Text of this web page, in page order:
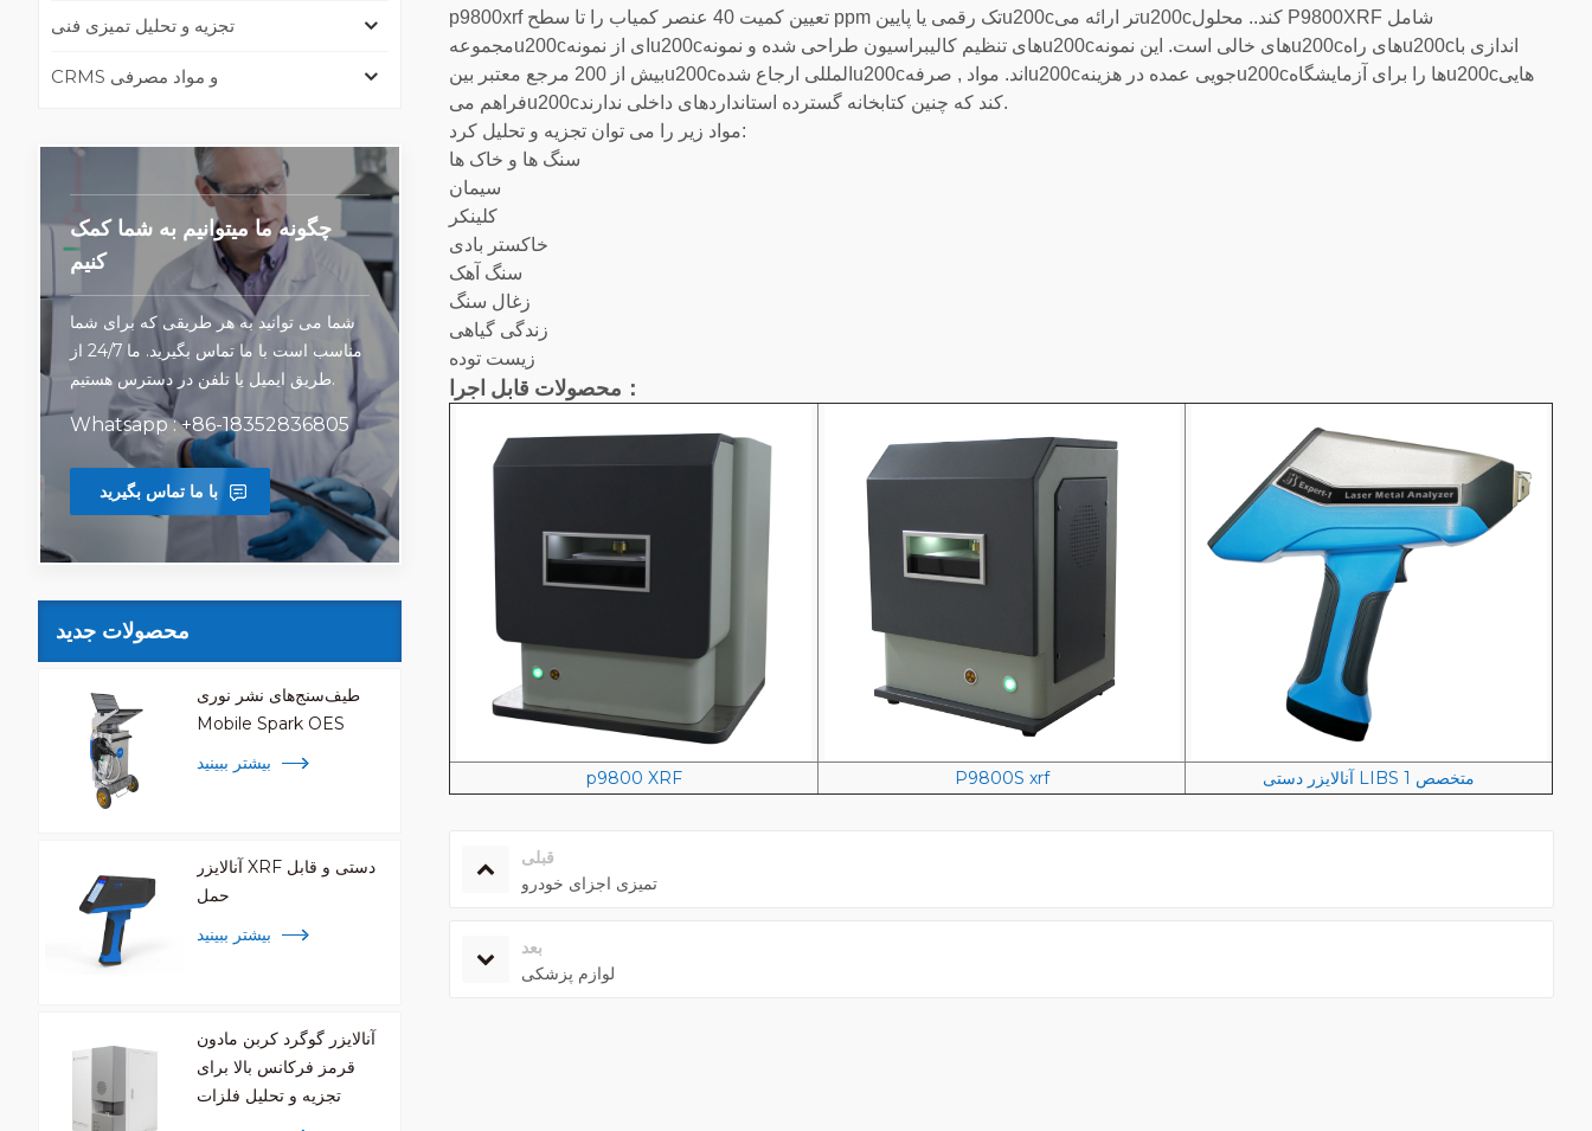
تجزیه و تحلیل تمیزی فنی
CRMS و مواد مصرفی
چگونه ما میتوانیم به شما کمک
کنیم
شما می توانید به هر طریقی که برای شما
مناسب است با ما تماس بگیرید. ما 24/7 از
طریق ایمیل یا تلفن در دسترس هستیم.
Whatsapp : +86-18352836805
با ما تماس بگیرید
محصولات جدید
طیف‌سنج‌های نشر نوری
Mobile Spark OES
بیشتر ببینید
آنالایزر XRF دستی و قابل
حمل
بیشتر ببینید
آنالایزر گوگرد کربن مادون
قرمز فرکانس بالا برای
تجزیه و تحلیل فلزات
p9800xrf تعیین کمیت 40 عنصر کمیاب را تا سطح ppm تک رقمی یا پایینu200cتر ارائه میu200cکند.. محلول P9800XRF شامل
مجموعهu200cای از نمونهu200cهای تنظیم کالیبراسیون طراحی شده و نمونهu200cهای خالی است. این نمونهu200cهای راهu200cاندازی با
بیش از 200 مرجع معتبر بینu200cالمللی ارجاع شدهu200cاند. مواد , صرفهu200cجویی عمده در هزینهu200cها را برای آزمایشگاهu200cهایی
فراهم میu200cکند که چنین کتابخانه گسترده استانداردهای داخلی ندارند.
مواد زیر را می توان تجزیه و تحلیل کرد:
سنگ ها و خاک ها
سیمان
کلینکر
خاکستر بادی
سنگ آهک
زغال سنگ
زندگی گیاهی
زیست توده
محصولات قابل اجرا：
p9800 XRF P9800S xrf آنالایزر دستی LIBS متخصص 1
قبلی
تمیزی اجزای خودرو
بعد
لوازم پزشکی